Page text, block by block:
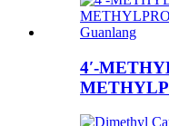
4′-